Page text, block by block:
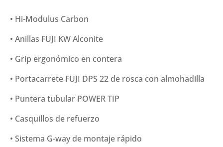
Besta
m)
• Hi-Modulus Carbon
• Anillas FUJI KW Alconite
• Grip ergonómico en contera
• Portacarrete FUJI DPS 22 de rosca con almohadilla
• Puntera tubular POWER TIP
• Casquillos de refuerzo
• Sistema G-way de montaje rápido